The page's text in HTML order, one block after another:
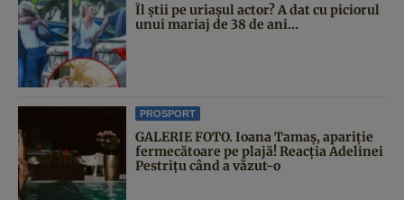
Îl știi pe uriașul actor? A dat cu piciorul
unui mariaj de 38 de ani...
PROSPORT
GALERIE FOTO. Ioana Tamaş, apariție
fermecătoare pe plajă! Reacția Adelinei
Pestrițu când a văzut-o